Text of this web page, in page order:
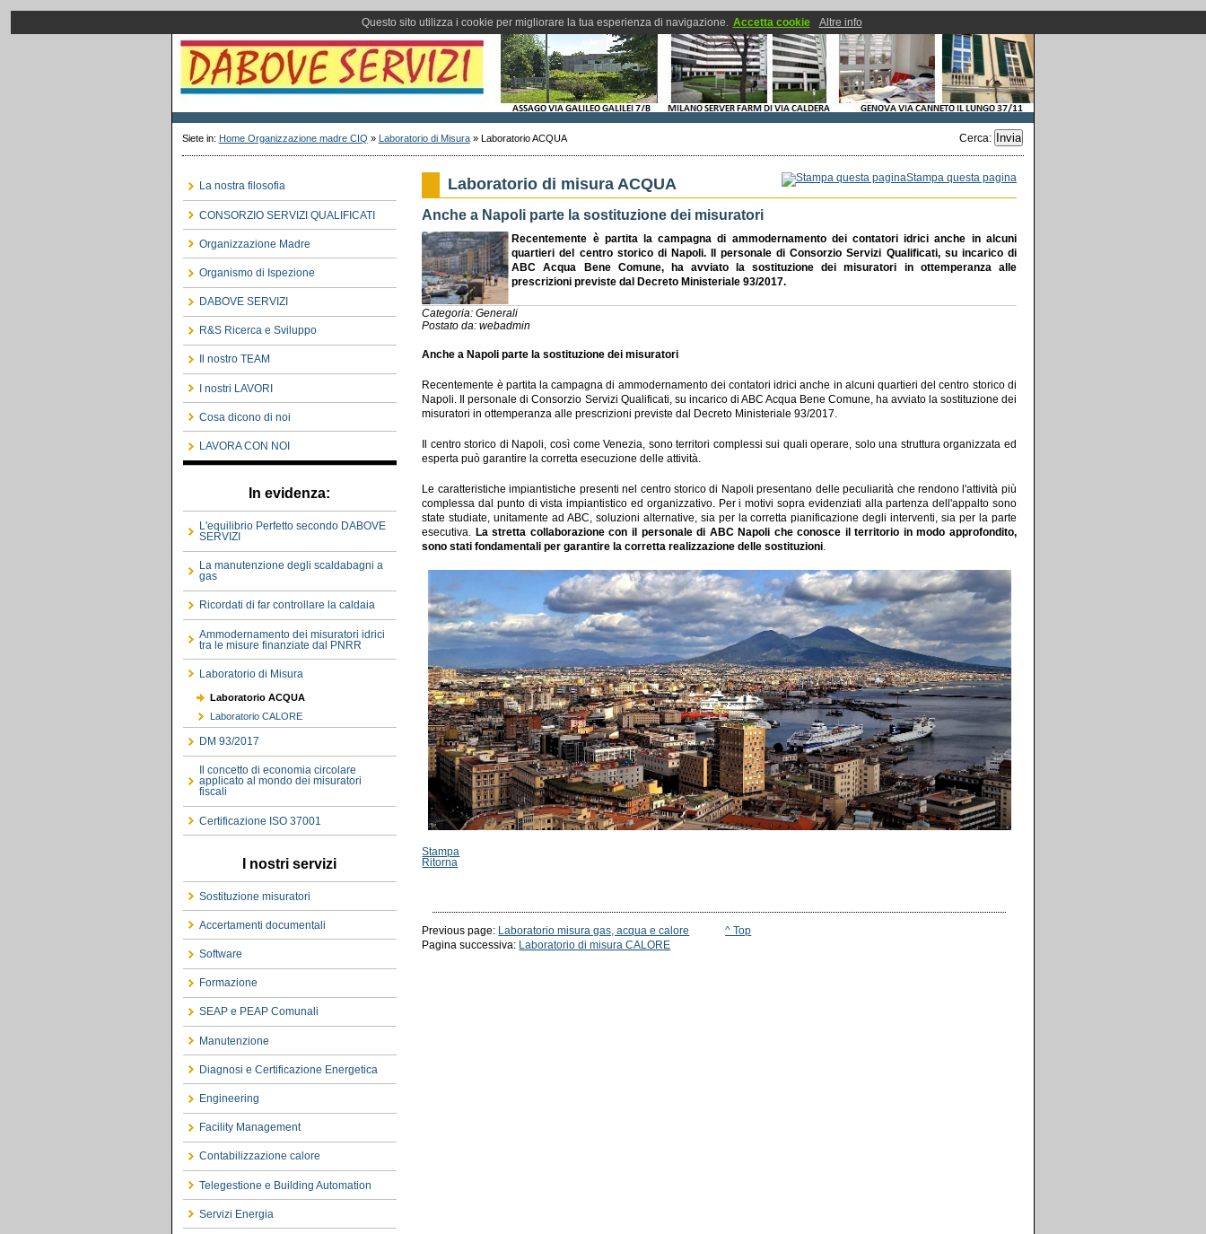
Questo sito utilizza i cookie per migliorare la tua esperienza di navigazione. Accetta cookie Altre info
Cerca:
Siete in: Home Organizzazione madre CIQ » Laboratorio di Misura» Laboratorio ACQUA
La nostra filosofia
CONSORZIO SERVIZI QUALIFICATI
Organizzazione Madre
Organismo di Ispezione
DABOVE SERVIZI
R&S Ricerca e Sviluppo
Il nostro TEAM
I nostri LAVORI
Cosa dicono di noi
LAVORA CON NOI
In evidenza:
L'equilibrio Perfetto secondo DABOVE
SERVIZI
La manutenzione degli scaldabagni a
gas
Ricordati di far controllare la caldaia
Ammodernamento dei misuratori idrici
tra le misure finanziate dal PNRR
Laboratorio di Misura
Laboratorio ACQUA
Laboratorio CALORE
DM 93/2017
Il concetto di economia circolare
applicato al mondo dei misuratori
fiscali
Certificazione ISO 37001
I nostri servizi
Sostituzione misuratori
Accertamenti documentali
Software
Formazione
SEAP e PEAP Comunali
Manutenzione
Diagnosi e Certificazione Energetica
Engineering
Facility Management
Contabilizzazione calore
Telegestione e Building Automation
Servizi Energia
Stampa questa pagina
Laboratorio di misura ACQUA
Anche a Napoli parte la sostituzione dei misuratori
Recentemente è partita la campagna di ammodernamento dei contatori idrici anche in alcuni
quartieri del centro storico di Napoli. Il personale di Consorzio Servizi Qualificati, su incarico di
ABC Acqua Bene Comune, ha avviato la sostituzione dei misuratori in ottemperanza alle
prescrizioni previste dal Decreto Ministeriale 93/2017.
Categoria: Generali
Postato da: webadmin
Anche a Napoli parte la sostituzione dei misuratori
Recentemente è partita la campagna di ammodernamento dei contatori idrici anche in alcuni quartieri del centro storico di
Napoli. Il personale di Consorzio Servizi Qualificati, su incarico di ABC Acqua Bene Comune, ha avviato la sostituzione dei
misuratori in ottemperanza alle prescrizioni previste dal Decreto Ministeriale 93/2017.
Il centro storico di Napoli, così come Venezia, sono territori complessi sui quali operare, solo una struttura organizzata ed
esperta può garantire la corretta esecuzione delle attività.
Le caratteristiche impiantistiche presenti nel centro storico di Napoli presentano delle peculiarità che rendono l'attività più
complessa dal punto di vista impiantistico ed organizzativo. Per i motivi sopra evidenziati alla partenza dell'appalto sono
state studiate, unitamente ad ABC, soluzioni alternative, sia per la corretta pianificazione degli interventi, sia per la parte
esecutiva. La stretta collaborazione con il personale di ABC Napoli che conosce il territorio in modo approfondito,
sono stati fondamentali per garantire la corretta realizzazione delle sostituzioni.
Stampa
Ritorna
^ Top
Previous page: Laboratorio misura gas, acqua e calore
Pagina successiva: Laboratorio di misura CALORE